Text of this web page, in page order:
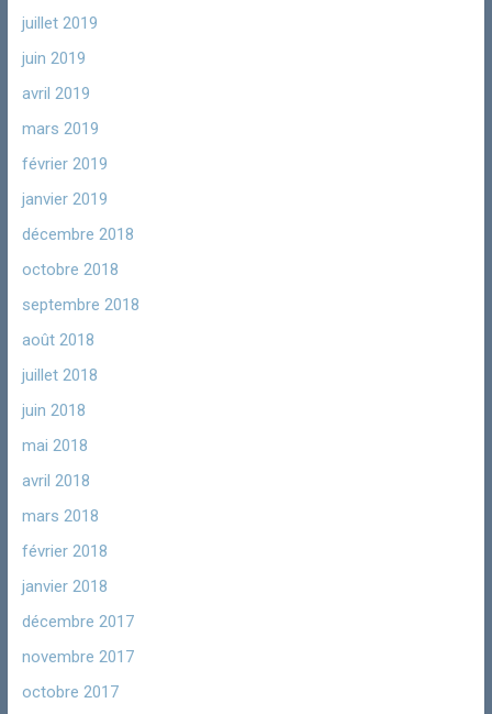
juillet 2019
juin 2019
avril 2019
mars 2019
février 2019
janvier 2019
décembre 2018
octobre 2018
septembre 2018
août 2018
juillet 2018
juin 2018
mai 2018
avril 2018
mars 2018
février 2018
janvier 2018
décembre 2017
novembre 2017
octobre 2017